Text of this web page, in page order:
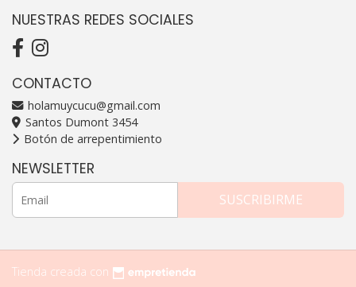
NUESTRAS REDES SOCIALES
CONTACTO
holamuycucu@gmail.com
Santos Dumont 3454
Botón de arrepentimiento
NEWSLETTER
SUSCRIBIRME
Tienda creada con